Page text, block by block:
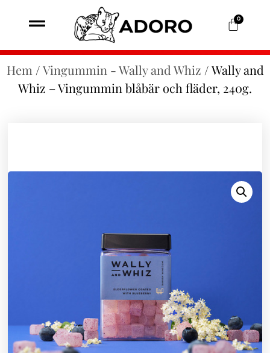
0
Hem /Vingummin - Wally and Whiz / Wally and
Whiz – Vingummin blåbär och fläder, 240g.